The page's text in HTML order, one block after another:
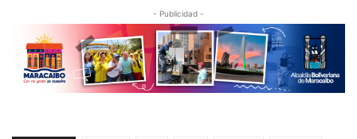
- Publicidad -